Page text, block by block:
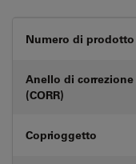
Numero di prodotto
Anello di correzione
(CORR)
Coprioggetto